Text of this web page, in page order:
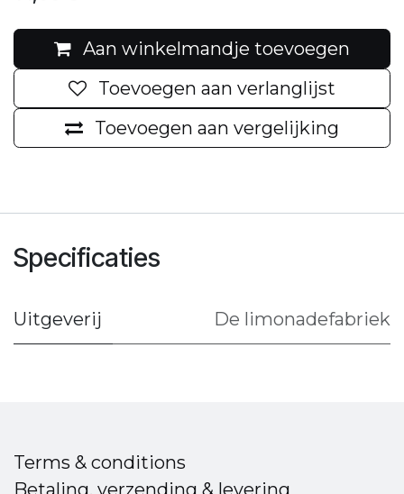
Aan winkelmandje toevoegen
Toevoegen aan vergelijking
Toevoegen aan verlanglijst
Specificaties
Uitgeverij De limonadefabriek
Terms & conditions
Betaling, verzending & levering